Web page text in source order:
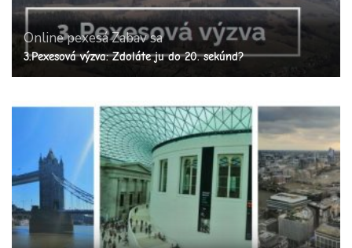
Online pexesáZabav sa
3.Pexesová výzva: Zdoláte ju do 20. sekúnd?